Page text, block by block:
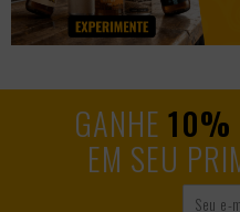
GANHE 10%
EM SEU